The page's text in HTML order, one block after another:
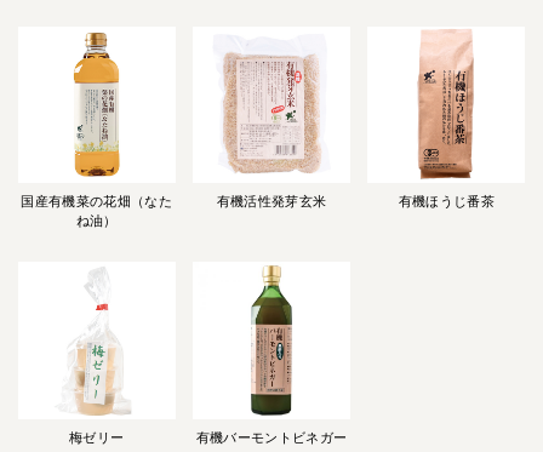
国産有機菜の花畑（なた
ね油）
有機活性発芽玄米 有機ほうじ番茶
梅ゼリー 有機バーモントビネガー